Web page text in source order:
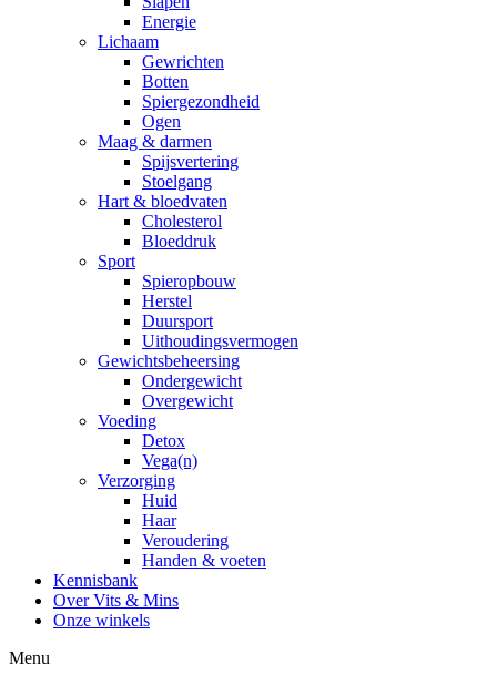
Energie
Lichaam
Gewrichten
Botten
Spiergezondheid
Ogen
Maag & darmen
Spijsvertering
Stoelgang
Hart & bloedvaten
Cholesterol
Bloeddruk
Sport
Spieropbouw
Herstel
Duursport
Uithoudingsvermogen
Gewichtsbeheersing
Ondergewicht
Overgewicht
Voeding
Detox
Vega(n)
Verzorging
Huid
Haar
Veroudering
Handen & voeten
Kennisbank
Over Vits & Mins
Onze winkels
Menu